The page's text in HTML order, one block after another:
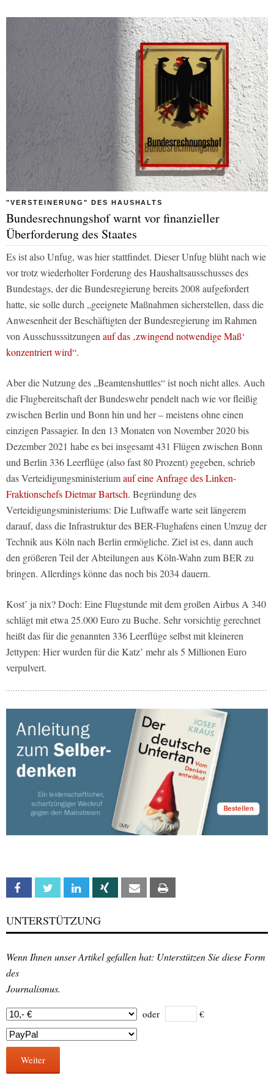
"VERSTEINERUNG" DES HAUSHALTS
Bundesrechnungshof warnt vor finanzieller
Überforderung des Staates
Es ist also Unfug, was hier stattfindet. Dieser Unfug blüht nach wie
vor trotz wiederholter Forderung des Haushaltsausschusses des
Bundestags, der die Bundesregierung bereits 2008 aufgefordert
hatte, sie solle durch „geeignete Maßnahmen sicherstellen, dass die
Anwesenheit der Beschäftigten der Bundesregierung im Rahmen
von Ausschusssitzungen auf das ‚zwingend notwendige Maß‘
konzentriert wird“.
Aber die Nutzung des „Beamtenshuttles“ ist noch nicht alles. Auch
die Flugbereitschaft der Bundeswehr pendelt nach wie vor fleißig
zwischen Berlin und Bonn hin und her – meistens ohne einen
einzigen Passagier. In den 13 Monaten von November 2020 bis
Dezember 2021 habe es bei insgesamt 431 Flügen zwischen Bonn
und Berlin 336 Leerflüge (also fast 80 Prozent) gegeben, schrieb
das Verteidigungsministeriumauf eine Anfrage des Linken-
Fraktionschefs Dietmar Bartsch. Begründung des
Verteidigungsministeriums: Die Luftwaffe warte seit längerem
darauf, dass die Infrastruktur des BER-Flughafens einen Umzug der
Technik aus Köln nach Berlin ermögliche. Ziel ist es, dann auch
den größeren Teil der Abteilungen aus Köln-Wahn zum BER zu
bringen. Allerdings könne das noch bis 2034 dauern.
Kost’ ja nix? Doch: Eine Flugstunde mit dem großen Airbus A 340
schlägt mit etwa 25.000 Euro zu Buche. Sehr vorsichtig gerechnet
heißt das für die genannten 336 Leerflüge selbst mit kleineren
Jettypen: Hier wurden für die Katz’ mehr als 5 Millionen Euro
verpulvert.
Facebook Twitter Linkedin Xing Email
UNTERSTÜTZUNG
Wenn Ihnen unser Artikel gefallen hat: Unterstützen Sie diese Form
des
Journalismus.
oder €
Weiter